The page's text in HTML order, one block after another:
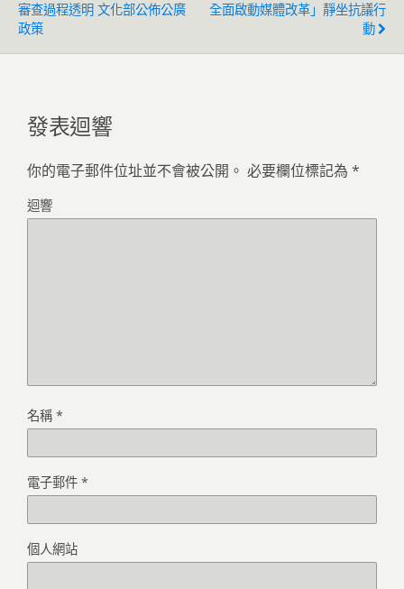
審查過程透明 文化部公佈公廣
政策
全面啟動媒體改革」靜坐抗議行
動
發表迴響
你的電子郵件位址並不會被公開。 必要欄位標記為 *
迴響
名稱 *
電子郵件 *
個人網站